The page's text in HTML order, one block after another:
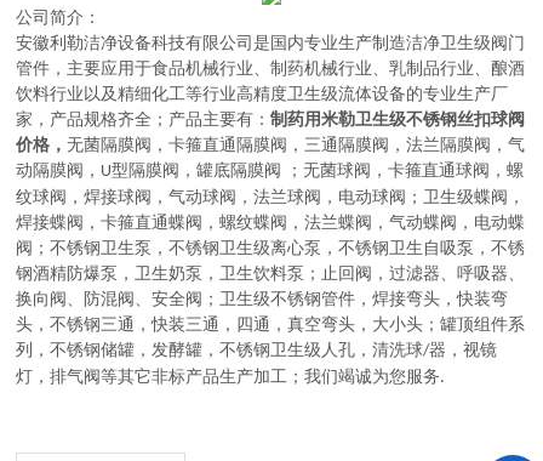
公司简介：
安徽利勒洁净设备科技有限公司是 国内专业生产制造洁净卫生级阀门
管件，主要应用于食品机械行业、制药机械行业、乳制品行业、酿酒
饮料行业以及精细化工等行业高精度卫生级流体设备的专业生产厂
家， 产品规格齐全；产品主要有：制药用米勒卫生级不锈钢丝扣球阀
价格，无菌隔膜阀 ，卡箍直通隔膜阀，三通隔膜阀，法兰隔膜阀，气
动隔膜阀， U型隔膜阀，罐底隔膜阀 ；无菌球阀 ，卡箍直通球阀，螺
纹球阀，焊接球阀，气动球阀，法兰球阀，电动球阀 ；卫生级蝶阀 ，
焊接蝶阀，卡箍直通蝶阀，螺纹蝶阀，法兰蝶阀，气动蝶阀，电动蝶
阀 ；不锈钢卫生泵 ，不锈钢卫生级离心泵，不锈钢卫生自吸泵，不锈
钢酒精防爆泵，卫生奶泵，卫生饮料泵 ； 止回阀，过滤器、呼吸器、
换向阀、防混阀、安全阀 ；卫生级不锈钢管件 ，焊接弯头，快装弯
头，不锈钢三通，快装三通，四通，真空弯头，大小头 ；罐顶组件系
列 ，不锈钢储罐，发酵罐，不锈钢卫生级人孔，清洗球/器，视镜
灯，排气阀等其它非标产品生产加工 ；我们竭诚为您服务.